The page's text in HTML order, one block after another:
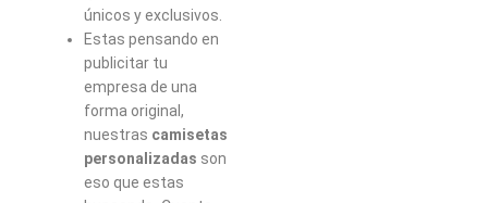
únicos y exclusivos.
Estas pensando en
publicitar tu
empresa de una
forma original,
nuestras camisetas
personalizadas son
eso que estas